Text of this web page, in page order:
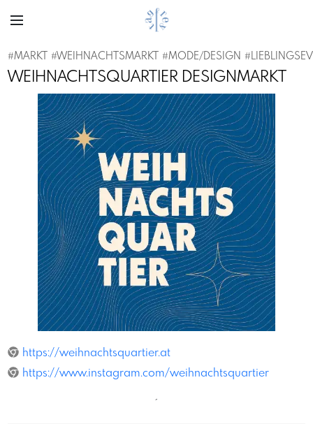
#MARKT #WEIHNACHTSMARKT #MODE/DESIGN #
WEIHNACHTSQUARTIER DESIGNMARKT
Previous Next
https://weihnachtsquartier.at
https://www.instagram.com/weihnachtsquartier
´